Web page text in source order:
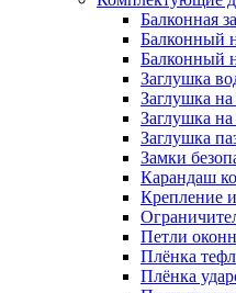
Балконная
Балконный
Балконный
Заглушка
Заглушка
Заглушка
Заглушка
Замки
Карандаш
Крепление
Петли
Плёнка
Плёнка